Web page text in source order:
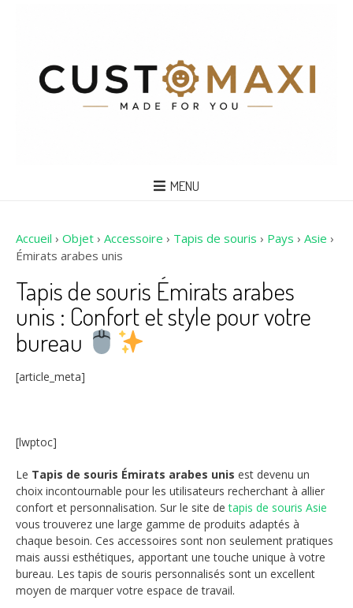
MENU
Accueil › Objet › Accessoire › Tapis de souris › Pays › Asie ›
Émirats arabes unis
Tapis de souris Émirats arabes
unis : Confort et style pour votre
bureau
[article_meta]
[lwptoc]
Le Tapis de souris Émirats arabes unis est devenu un
choix incontournable pour les utilisateurs recherchant à allier
confort et personnalisation. Sur le site detapis de souris Asie
vous trouverez une large gamme de produits adaptés à
chaque besoin. Ces accessoires sont non seulement pratiques
mais aussi esthétiques, apportant une touche unique à votre
bureau. Les tapis de souris personnalisés sont un excellent
moyen de marquer votre espace de travail.